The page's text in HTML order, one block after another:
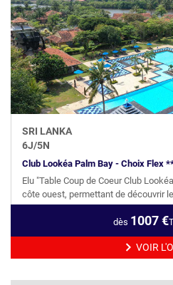
SRI LANKA
6J/5N
Club Lookéa Palm Bay - Choix Flex
Elu "Table Coup de Coeur Club
côte ouest, permettant de découvrir
dès 1007€
VOIR